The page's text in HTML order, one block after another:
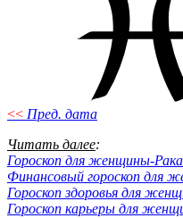
<< Пред. дата
Читать далее:
Гороскоп для женщины-
Финансовый гороскоп для
Гороскоп здоровья для
Гороскоп карьеры для